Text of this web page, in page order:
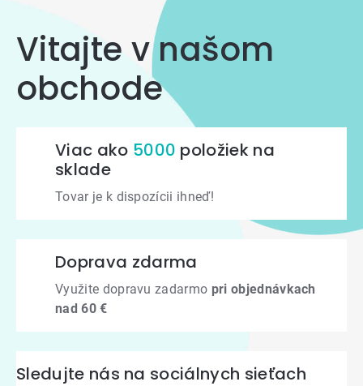
Vitajte v našom
obchode
Viac ako 5000 položiek na
sklade
Tovar je k dispozícii ihneď!
Doprava zdarma
Využite dopravu zadarmo pri objednávkach
nad 60 €
Sledujte nás na sociálnych sieťach